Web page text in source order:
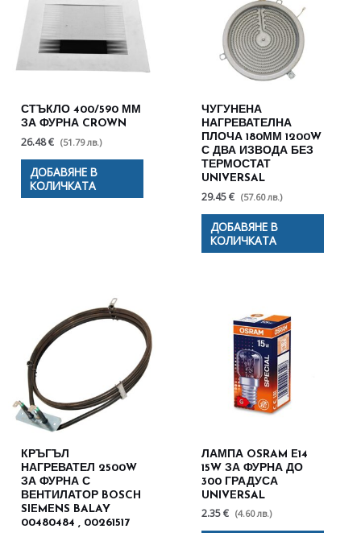
СТЪКЛО 400/590 ММ
ЗА ФУРНА CROWN
26.48 € (51.79 лв.)
ДОБАВЯНЕ В
КОЛИЧКАТА
ЧУГУНЕНА
НАГРЕВАТЕЛНА
ПЛОЧА 180ММ 1200W
С ДВА ИЗВОДА БЕЗ
ТЕРМОСТАТ
UNIVERSAL
29.45 € (57.60 лв.)
ДОБАВЯНЕ В
КОЛИЧКАТА
КРЪГЪЛ
НАГРЕВАТЕЛ 2500W
ЗА ФУРНА С
ВЕНТИЛАТОР BOSCH
SIEMENS BALAY
00480484 , 00261517
ЛАМПА OSRAM E14
15W ЗА ФУРНА ДО
300 ГРАДУСА
UNIVERSAL
2.35 € (4.60 лв.)